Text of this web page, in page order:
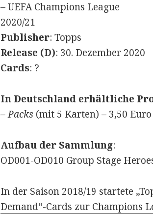
– UEFA Champions League
2020/21
Publisher: Topps
Release (D): 30. Dezember 2020
Cards: ?
In Deutschland erhältliche
– Packs (mit 5 Karten) – 3,50 Euro
Aufbau der Sammlung:
OD001-OD010 Group Stage
In der Saison 2018/19 startete
Demand“-Cards zur Champions